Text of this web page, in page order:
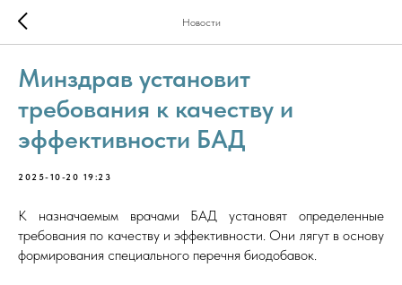
Новости
Минздрав установит
требования к качеству и
эффективности БАД
2025-10-20 19:23
К назначаемым врачами БАД установят определенные
требования по качеству и эффективности. Они лягут в основу
формирования специального перечня биодобавок.